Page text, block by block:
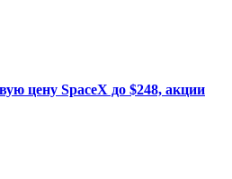
цену SpaceX до $248, акции